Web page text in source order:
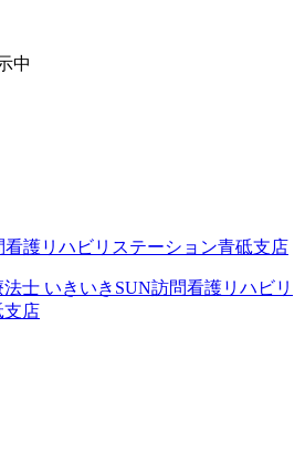
中
看護リハビリステーション青砥支店
法士 いきいきSUN訪問看護リハビリ
支店